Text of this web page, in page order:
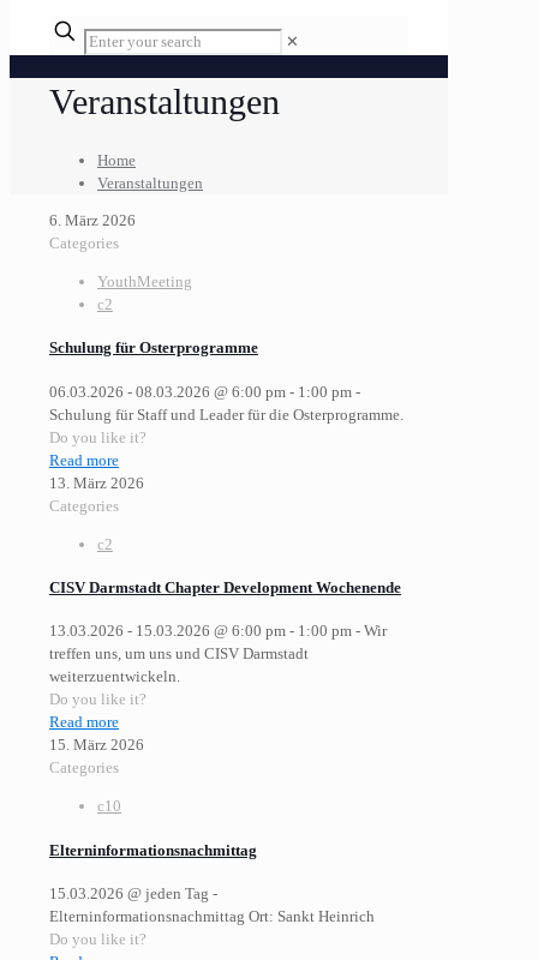
Enter
your
✕
Veranstaltungen
Home
Veranstaltungen
6. März 2026
Categories
YouthMeeting
c2
Schulung für Osterprogramme
06.03.2026 - 08.03.2026 @ 6:00 pm - 1:00 pm -
Schulung für Staff und Leader für die Osterprogramme.
Do you like it?
Read more
13. März 2026
Categories
c2
CISV Darmstadt Chapter Development Wochenende
13.03.2026 - 15.03.2026 @ 6:00 pm - 1:00 pm - Wir
treffen uns, um uns und CISV Darmstadt
weiterzuentwickeln.
Do you like it?
Read more
15. März 2026
Categories
c10
Elterninformationsnachmittag
15.03.2026 @ jeden Tag -
Elterninformationsnachmittag Ort: Sankt Heinrich
Do you like it?